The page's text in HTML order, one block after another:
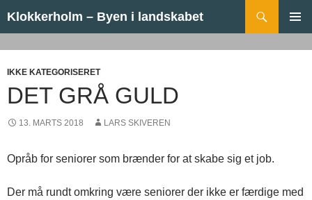
Klokkerholm – Byen i landskabet
MENU
IKKE KATEGORISERET
DET GRÅ GULD
13. MARTS 2018 LARS SKIVEREN
Opråb for seniorer som brænder for at skabe sig et job.
Der må rundt omkring være seniorer der ikke er færdige med